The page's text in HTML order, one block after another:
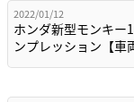
2022/01/12
ホンダ新型モンキー
ンプレッション【